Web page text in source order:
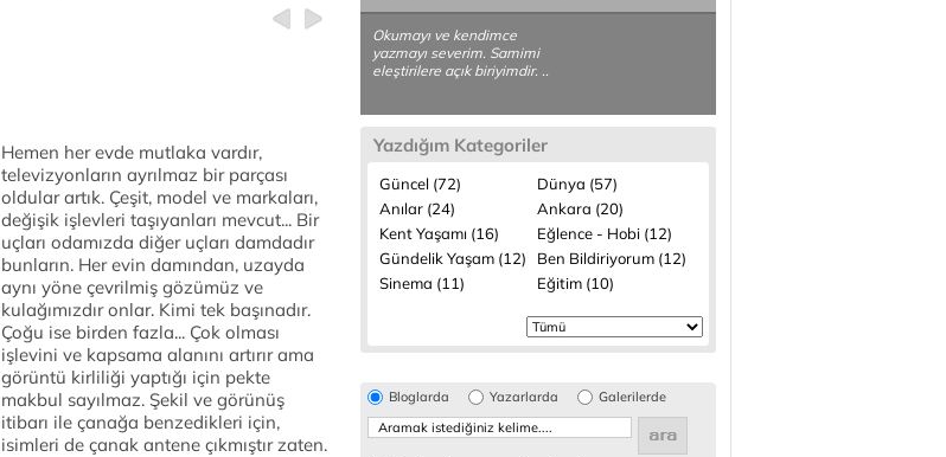
Hemen her evde mutlaka vardır,
televizyonların ayrılmaz bir parçası
oldular artık. Çeşit, model ve markaları,
değişik işlevleri taşıyanları mevcut... Bir
uçları odamızda diğer uçları damdadır
bunların. Her evin damından, uzayda
aynı yöne çevrilmiş gözümüz ve
kulağımızdır onlar. Kimi tek başınadır.
Çoğu ise birden fazla... Çok olması
işlevini ve kapsama alanını artırır ama
görüntü kirliliği yaptığı için pekte
makbul sayılmaz. Şekil ve görünüş
itibarı ile çanağa benzedikleri için,
isimleri de çanak antene çıkmıştır zaten.
Okumayı ve kendimce
yazmayı severim. Samimi
eleştirilere açık biriyimdir. ..
Yazdığım Kategoriler
Güncel (72)
Dünya (57)
Anılar (24)
Ankara (20)
Kent Yaşamı (16)
Eğlence - Hobi (12)
Gündelik Yaşam (12)
Ben Bildiriyorum (12)
Sinema (11)
Eğitim (10)
Bloglarda Yazarlarda Galerilerde